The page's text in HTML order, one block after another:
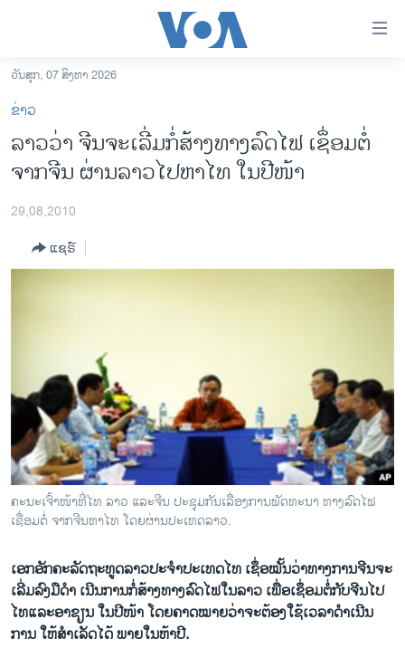
ເຂົ້າ
ຫາ
ຂ້າມ
ຂ້າມ
ຫາ
ອາເມຣິກາ
ຂ່າວ​ຈີນ
ໂລກ
ເອເຊຍ
ຊຸມຊົນຊາວລາວ
ວິທະຍາສາດ-ເທັກໂນໂລຈີ
ທຸລະກິດ
ພາສາອັງກິດ
ວີດີໂອ
ລາຍການກະຈາຍສຽງ
ລາຍງານ
ຕິດຕາມພວກເຮົາ ທີ່
ວັນສຸກ, 07 ສິງຫາ 2026
ຂ່າວ
ລາວວ່າ ຈີນຈະເລີ່ມກໍ່ສ້າງທາງລົດໄຟ ເຊຶ່ອມຕໍ່
ຈາກຈີນ ຜ່ານລາວໄປຫາໄທ ໃນປີໜ້າ
29,08,2010
ແຊຣ໌
ຄະນະເຈົ້າໜ້າທີ່ໄທ ລາວ ແລະຈີນ ປະຊຸມກັນເລື່ອງການພັດທະນາ ທາງລົດໄຟ
ເຊື່ອມຕໍ່ ຈາກຈີນຫາໄທ ໂດຍຜ່ານປະເທດລາວ.
ເອກອັກຄະລັດຖະທູດລາວປະຈໍາປະເທດໄທ ເຊຶ່ອໝັ້ນວ່າທາງການຈີນຈະ
ເລີ່ມລົງມືດໍາ ເນີນການກໍ່ສ້າງທາງລົດໄຟໃນລາວ ເພື່ອເຊຶ່ອມຕໍ່ກັບຈີນໄປ
ໄທແລະອາຊຽນ ໃນປີໜ້າ ໂດຍຄາດໝາຍວ່າຈະຕ້ອງໃຊ້ເວລາດໍາເນີນ
ການ ໃຫ້ສໍາເລັດໄດ້ ພາຍໃນຫ້າປີ.